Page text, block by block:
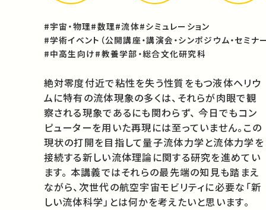
#宇宙・物理#数理#流体#シミュレーション
#学術イベント（公開講座・講演会・シンポジウム・セミナ
#中高生向け#教養学部・総合文化研究科
絶対零度付近で粘性を失う性質をもつ液体ヘリウ
ムに特有の流体現象の多くは、それらが肉眼で観
察される現象であるにも関わらず、 今日でもコン
ピューターを用いた再現には至っていません。この
現状の打開を目指して量子流体力学と流体力学を
接続する新しい流体理論に関する研究を進めてい
ます。 本講義ではそれらの最先端の知見も踏まえ
ながら、次世代の航空宇宙モビリティに必要な「新
しい流体科学」とは何かを考えたいと思います。